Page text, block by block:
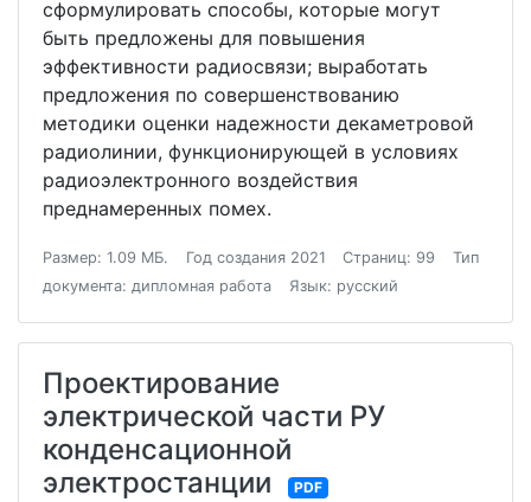
сформулировать способы, которые могут
быть предложены для повышения
эффективности радиосвязи; выработать
предложения по совершенствованию
методики оценки надежности декаметровой
радиолинии, функционирующей в условиях
радиоэлектронного воздействия
преднамеренных помех.
Размер: 1.09 МБ. Год создания 2021 Страниц: 99
Тип
документа: дипломная работа
Язык: русский
Проектирование
электрической части РУ
конденсационной
электростанции
PDF